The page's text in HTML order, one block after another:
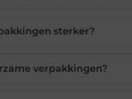
sterker?
verpakkingen?